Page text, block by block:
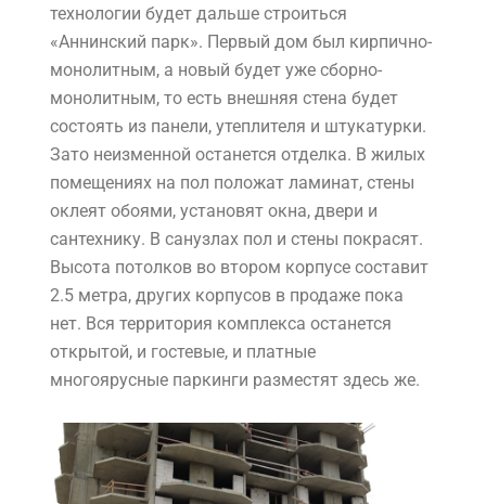
технологии будет дальше строиться
«Аннинский парк». Первый дом был кирпично-
монолитным, а новый будет уже сборно-
монолитным, то есть внешняя стена будет
состоять из панели, утеплителя и штукатурки.
Зато неизменной останется отделка. В жилых
помещениях на пол положат ламинат, стены
оклеят обоями, установят окна, двери и
сантехнику. В санузлах пол и стены покрасят.
Высота потолков во втором корпусе составит
2.5 метра, других корпусов в продаже пока
нет. Вся территория комплекса останется
открытой, и гостевые, и платные
многоярусные паркинги разместят здесь же.